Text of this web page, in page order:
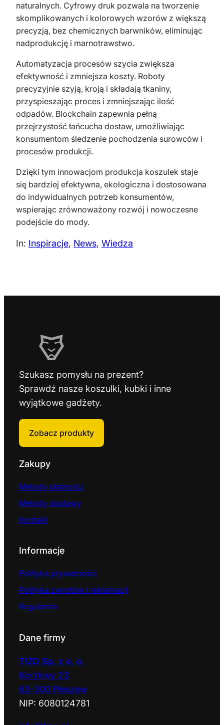
naturalnych. Cyfrowy druk pozwala na tworzenie
skomplikowanych i kolorowych wzorów z większą
precyzją, bez chemicznych barwników, eliminując
nadprodukcję i marnotrawstwo.
Automatyzacja procesów szycia zwiększa
efektywność i zmniejsza koszty. Roboty
precyzyjnie szyją, kroją i składają tkaniny,
przyspieszając proces i zmniejszając ilość
odpadów. Blockchain zapewnia pełną
przejrzystość łańcucha dostaw, umożliwiając
konsumentom śledzenie pochodzenia surowców i
procesów produkcji.
Dzięki tym innowacjom produkcja koszulek staje
się bardziej efektywna, ekologiczna i dostosowana
do indywidualnych potrzeb konsumentów,
wspierając zrównoważony rozwój i nowoczesne
podejście do mody.
In: Inspiracje, News, Wiedza
Szukasz pomysłu na prezent?
Sprawdź nasze koszulki, kubki i inne
wyjątkowe gadżety.
Zobacz produkty
Zakupy
Metody płatności
Metody dostawy
Kontakt
Informacje
Polityka prywatności
Polityka zwrotów i reklamacji
Regulamin
Dane firmy
TIZO Sp. z o. o.
Korzkwy 23
63-300 Pleszew
NIP: 6080124781